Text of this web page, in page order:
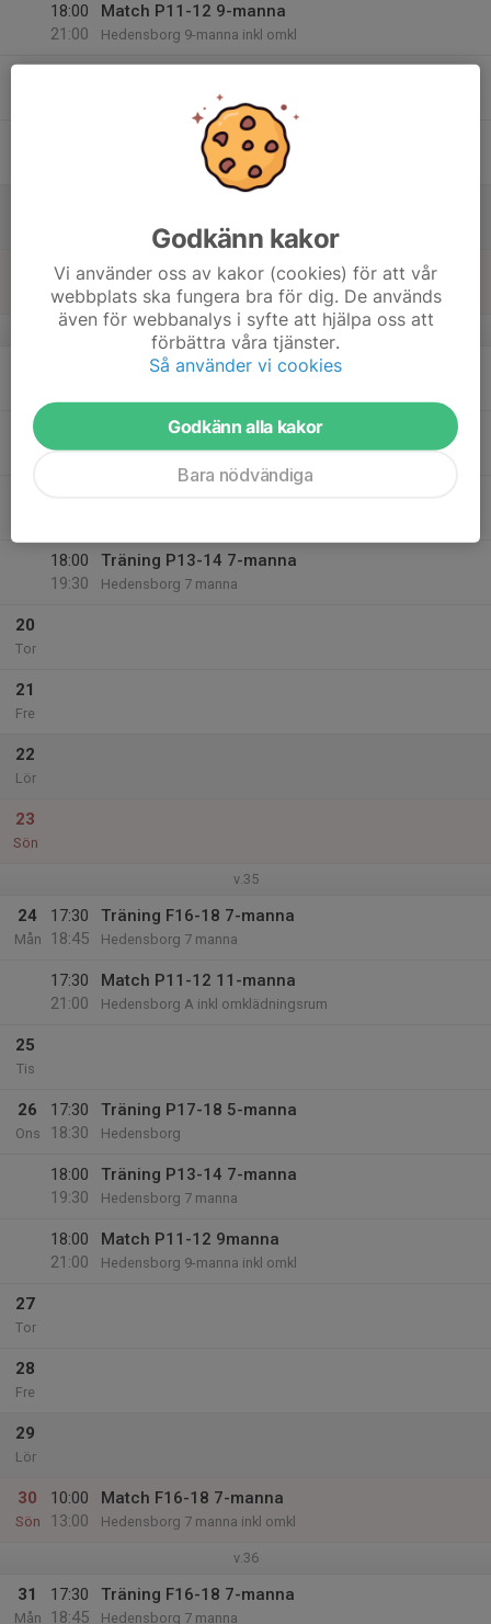
18:00
21:00
Match P11-12 9-manna
Hedensborg 9-manna inkl omkl
13:00
17:00
Match P13-14 7-manna
Hedensborg 7 manna inkl omkl
v.34
Träning F16-18 7-manna
18
18:00
19:30
Träning P13-14 7-manna
Hedensborg 7 manna
20
Tor
21
Fre
22
Lör
23
Sön
v.35
24
Mån
17:30
18:45
Träning F16-18 7-manna
Hedensborg 7 manna
17:30
21:00
Match P11-12 11-manna
Hedensborg A inkl omklädningsrum
25
Tis
26
Ons
17:30
18:30
Träning P17-18 5-manna
Hedensborg
18:00
19:30
Träning P13-14 7-manna
Hedensborg 7 manna
18:00
21:00
Match P11-12 9manna
Hedensborg 9-manna inkl omkl
27
Tor
28
Fre
29
Lör
30
Sön
10:00
13:00
Match F16-18 7-manna
Hedensborg 7 manna inkl omkl
v.36
31
Mån
17:30
18:45
Träning F16-18 7-manna
Hedensborg 7 manna
Godkänn kakor
Vi använder oss av kakor (cookies) för att vår
webbplats ska fungera bra för dig. De används
även för webbanalys i syfte att hjälpa oss att
förbättra våra tjänster.
Så använder vi cookies
Godkänn alla kakor
Bara nödvändiga